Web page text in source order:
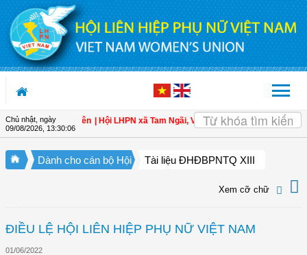
Truy cập nội dung luôn
Chủ nhật, ngày
09/08/2026, 13:30:07
cho hội viên | Hội LHPN xã Tam Ngãi, Vĩnh Long sơ kết công tác Hội và
Dành cho cán bộ Hội Tài liệu ĐHĐBPNTQ XIII
Xem cỡ chữ
ĐIỀU LỆ HỘI LIÊN HIỆP PHỤ NỮ VIỆT NAM
01/06/2022